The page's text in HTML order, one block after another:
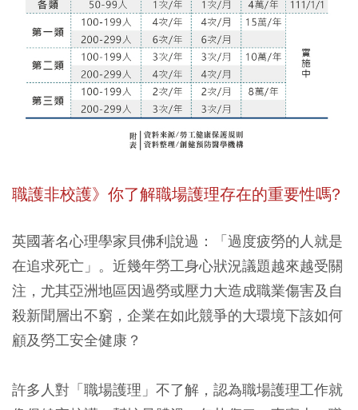
職護非校護》你了解職場護理存在的重要性嗎?
英國著名心理學家貝佛利說過：「過度疲勞的人就是
在追求死亡」。近幾年勞工身心狀況議題越來越受關
注，尤其亞洲地區因過勞或壓力大造成職業傷害及自
殺新聞層出不窮，企業在如此競爭的大環境下該如何
顧及勞工安全健康？
許多人對「職場護理」不了解，認為職場護理工作就